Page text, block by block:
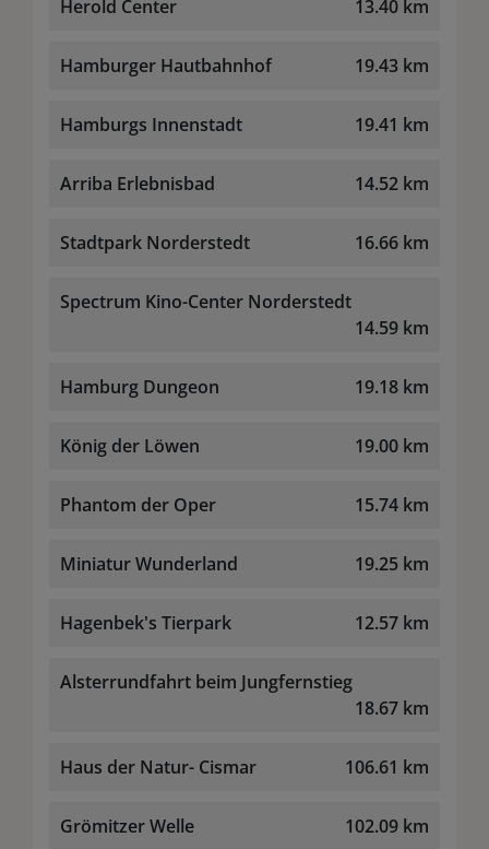
Herold Center 13.40 km
Hamburger Hautbahnhof 19.43 km
Hamburgs Innenstadt 19.41 km
Arriba Erlebnisbad 14.52 km
Stadtpark Norderstedt 16.66 km
Spectrum Kino-Center Norderstedt
14.59 km
Hamburg Dungeon 19.18 km
König der Löwen 19.00 km
Phantom der Oper 15.74 km
Miniatur Wunderland 19.25 km
Hagenbek's Tierpark 12.57 km
Alsterrundfahrt beim Jungfernstieg
18.67 km
Haus der Natur- Cismar 106.61 km
Grömitzer Welle 102.09 km